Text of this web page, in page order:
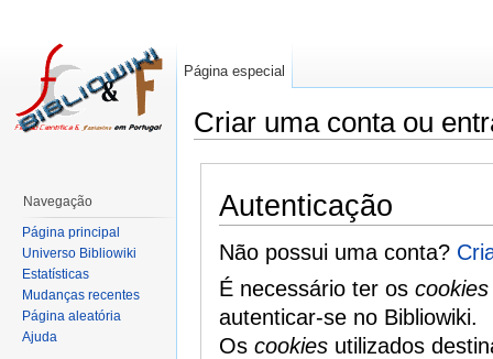
Criar uma conta ou
Autenticação
Não possui uma conta?
É necessário ter os cookies
autenticar-se no Bibliowiki.
Os cookiesutilizados
Página especial
Navegação
Página principal
Universo Bibliowiki
Estatísticas
Mudanças recentes
Página aleatória
Ajuda